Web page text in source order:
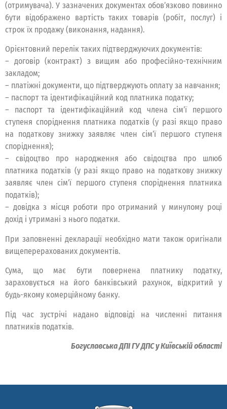
(отримувача). У зазначених документах обов’язково повинно
бути відображено вартість таких товарів (робіт, послуг) і
строк їх продажу (виконання, надання).
Орієнтовний перелік таких підтверджуючих документів:
– договір (контракт) з вищим або професійно-технічним
закладом;
– платіжні документи, що підтверджують оплату за навчання;
– паспорт та ідентифікаційний код платника податку;
– паспорт та ідентифікаційний код члена сім’ї першого
ступеня споріднення платника податків (у разі якщо право
на податкову знижку заявляє член сім’ї першого ступеня
споріднення);
– свідоцтво про народження або свідоцтва про шлюб
платника податків (у разі якщо право на податкову знижку
заявляє член сім’ї першого ступеня споріднення платника
податків);
– довідка з місця роботи про отриманий у минулому році
дохід і утримані з нього податки.
При заповненні декларації необхідно мати також оригінали
вищеперерахованих документів.
Сума, що має бути повернена платнику податку,
зараховується на його банківський рахунок, відкритий у
будь-якому комерційному банку.
Під час зустрічі надано відповіді на численні питання
платників податків.
Богуславська ДПІ ГУ ДПС у Київській області